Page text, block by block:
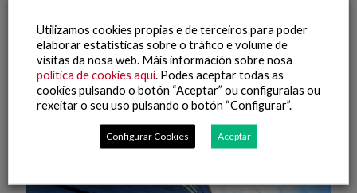
20 Agosto, 2021
NovaNam One
Utilizamos cookies propias e de terceiros para poder
elaborar estatísticas sobre o tráfico e volume de
visitas da nosa web. Máis información sobre nosa
política de cookies aquí. Podes aceptar todas as
cookies pulsando o botón “Aceptar” ou configuralas ou
rexeitar o seu uso pulsando o botón “Configurar”.
Configurar Cookies Aceptar